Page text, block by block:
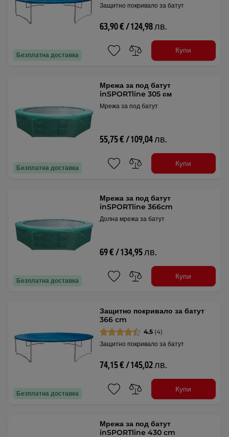
Безплатна доставка
Защитно покривало за батут
63,90 € / 124,98 лв.
Купи
Безплатна доставка
Мрежа за под батут
inSPORTline 305 см
Мрежа за под батут
55,75 € / 109,04 лв.
Купи
Безплатна доставка
Мрежа за под батут
inSPORTline 366cm
Долна мрежа за батут
69 € / 134,95 лв.
Купи
Безплатна доставка
Защитно покривало за батут
366 cm
4.5 (4)
Защитно покривало за батут
74,15 € / 145,02 лв.
Купи
Мрежа за под батут
inSPORTline 430 cm